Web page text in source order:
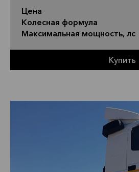
Цена
Колесная формула
Максимальная мощность, лс
Купить